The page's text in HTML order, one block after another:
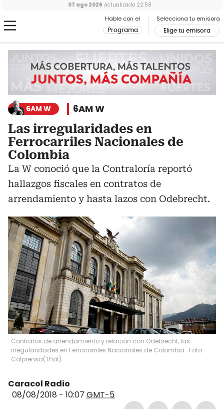
Hable con el
Programa
Selecciona tu emisora
Elige tu emisora
07 ago 2026 Actualizado 22:58
6AM W 6AM W
Las irregularidades en
Ferrocarriles Nacionales de
Colombia
La W conoció que la Contraloría reportó
hallazgos fiscales en contratos de
arrendamiento y hasta lazos con Odebrecht.
Contratos de arrendamiento y relación con Odebrecht, las
irregularidades en Ferrocarriles Nacionales de Colombia . Foto:
Colprensa(Thot)
Caracol Radio
08/08/2018 - 10:07 GMT-5